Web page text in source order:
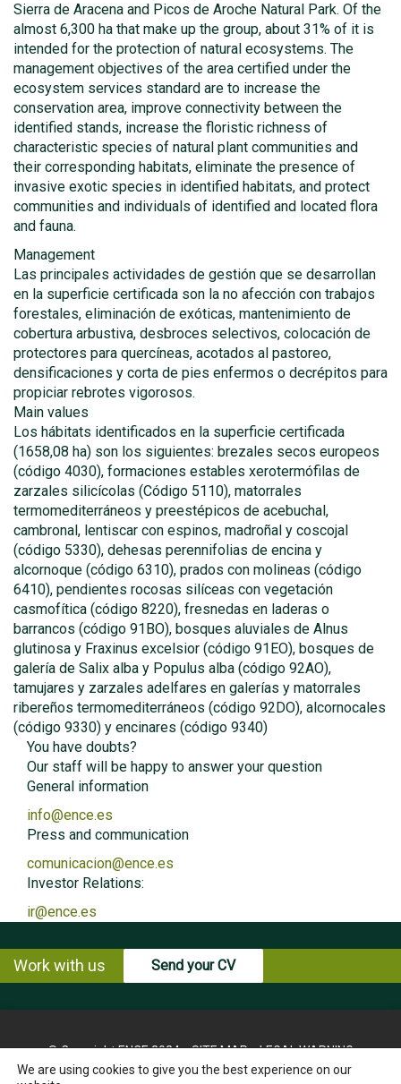
Sierra de Aracena and Picos de Aroche Natural Park. Of the
almost 6,300 ha that make up the group, about 31% of it is
intended for the protection of natural ecosystems. The
management objectives of the area certified under the
ecosystem services standard are to increase the
conservation area, improve connectivity between the
identified stands, increase the floristic richness of
characteristic species of natural plant communities and
their corresponding habitats, eliminate the presence of
invasive exotic species in identified habitats, and protect
communities and individuals of identified and located flora
and fauna.
Management
Las principales actividades de gestión que se desarrollan
en la superficie certificada son la no afección con trabajos
forestales, eliminación de exóticas, mantenimiento de
cobertura arbustiva, desbroces selectivos, colocación de
protectores para quercíneas, acotados al pastoreo,
densificaciones y corta de pies enfermos o decrépitos para
propiciar rebrotes vigorosos.
Main values
Los hábitats identificados en la superficie certificada
(1658,08 ha) son los siguientes: brezales secos europeos
(código 4030), formaciones estables xerotermófilas de
zarzales silicícolas (Código 5110), matorrales
termomediterráneos y preestépicos de acebuchal,
cambronal, lentiscar con espinos, madroñal y coscojal
(código 5330), dehesas perennifolias de encina y
alcornoque (código 6310), prados con molineas (código
6410), pendientes rocosas silíceas con vegetación
casmofítica (código 8220), fresnedas en laderas o
barrancos (código 91BO), bosques aluviales de Alnus
glutinosa y Fraxinus excelsior (código 91EO), bosques de
galería de Salix alba y Populus alba (código 92AO),
tamujares y zarzales adelfares en galerías y matorrales
ribereños termomediterráneos (código 92DO), alcornocales
(código 9330) y encinares (código 9340)
You have doubts?
Our staff will be happy to answer your question
General information
info@ence.es
Press and communication
comunicacion@ence.es
Investor Relations:
ir@ence.es
Work with us Send your CV
© Copyright ENCE 2024 SITE MAP
LEGAL WARNING
PRIVACY POLICY
COOKIES POLICY
We are using cookies to give you the best experience on our